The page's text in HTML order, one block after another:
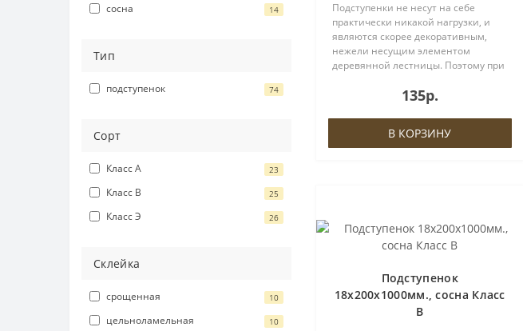
сосна 14
Тип
подступенок 74
Сорт
Класс А 23
Класс В 25
Класс Э 26
Склейка
срощенная 10
цельноламельная 10
Подступенки не несут на себе
практически никакой нагрузки, и
являются скорее декоративным,
нежели несущим элементом
деревянной лестницы. Поэтому при
существенно сократить затраты,
заменив данный элемент на более
дешевый ана..
135р.
В КОРЗИНУ
Подступенок
18х200х1000мм., сосна Класс
В